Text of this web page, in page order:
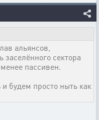
альянсов,
сектора
пассивен.
будем просто ныть как